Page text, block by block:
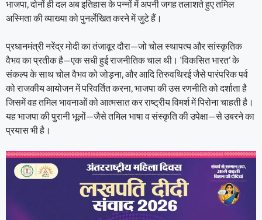
भाजपा, दोनों ही दल अब इतिहास के पन्नों में अपनी जगह तलाशते हुए तमिल
अस्मिता की व्याख्या को पुनर्लेखित करने में जुटे हैं।
प्रधानमंत्री नरेंद्र मोदी का तंजावूर दौरा—जो चोल स्थापत्य और सांस्कृतिक
वैभव का प्रतीक है—एक सधी हुई राजनीतिक चाल थी। ‘विकसित भारत’ के
संकल्प के साथ चोल वैभव को जोड़ना, और आदि तिरुवथिरई जैसे पारंपरिक पर्व
को राजकीय आयोजन में परिवर्तित करना, भाजपा की उस रणनीति को दर्शाता है
जिसमें वह तमिल भावनाओं को आत्मसात कर राष्ट्रीय विमर्श में पिरोना चाहती है।
यह भाजपा की पुरानी भूलों—जैसे तमिल भाषा व संस्कृति की उपेक्षा—से उबरने का
प्रयास भी है।